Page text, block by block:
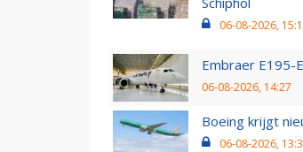
06-08-2026,
Embraer E195-
06-08-2026, 14:27
Boeing krijgt
06-08-2026,